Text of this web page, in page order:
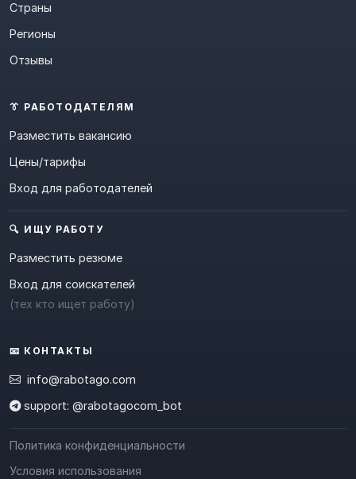
Страны
Регионы
Отзывы
👔 РАБОТОДАТЕЛЯМ
Разместить вакансию
Цены/тарифы
Вход для работодателей
🔍 ИЩУ РАБОТУ
Разместить резюме
Вход для соискателей
(тех кто ищет работу)
📧 КОНТАКТЫ
info@rabotago.com
support: @rabotagocom_bot
Политика конфиденциальности
Условия использования